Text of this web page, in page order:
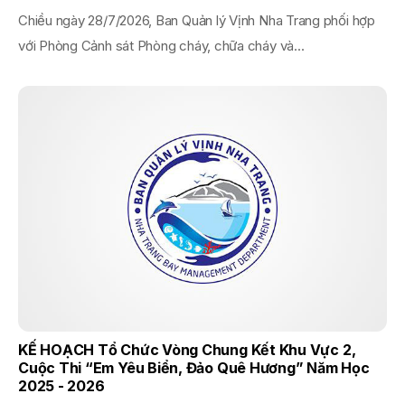
Chiều ngày 28/7/2026, Ban Quản lý Vịnh Nha Trang phối hợp
với Phòng Cảnh sát Phòng cháy, chữa cháy và...
KẾ HOẠCH Tổ Chức Vòng Chung Kết Khu Vực 2,
Cuộc Thi “Em Yêu Biển, Đảo Quê Hương” Năm Học
2025 - 2026